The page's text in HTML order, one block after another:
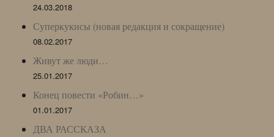
24.03.2018
Суперкукисы (новая редакция и сокращение)
08.02.2017
Живут же люди…
25.01.2017
Конец повести «Робин…»
01.01.2017
ДВА РАССКАЗА